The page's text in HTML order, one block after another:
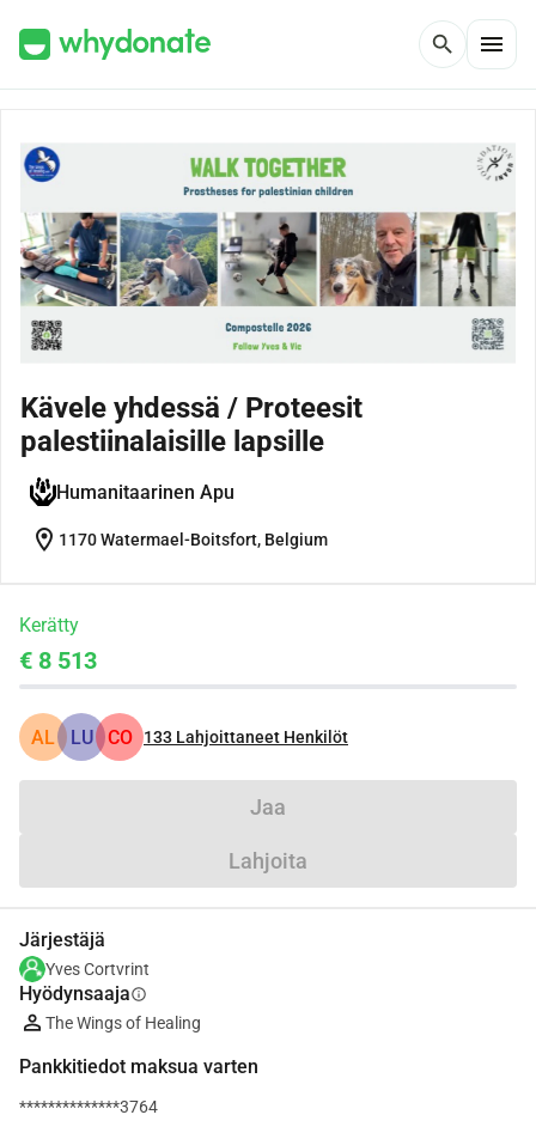
search menu
Kävele yhdessä / Proteesit
palestiinalaisille lapsille
Humanitaarinen Apu
location_on 1170 Watermael-Boitsfort, Belgium
Kerätty
€ 8 513
AL LU CO 133 Lahjoittaneet Henkilöt
Jaa
Lahjoita
Järjestäjä
Yves Cortvrint
Hyödynsaajainfo
The Wings of Healing
Pankkitiedot maksua varten
**************3764